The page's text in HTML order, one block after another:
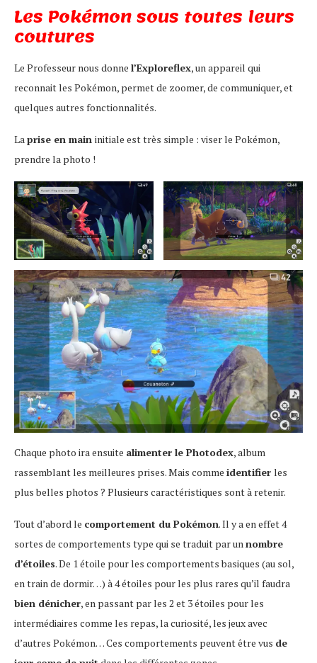
Les Pokémon sous toutes leurs
coutures
Le Professeur nous donne l’Exploreflex, un appareil qui
reconnait les Pokémon, permet de zoomer, de communiquer, et
quelques autres fonctionnalités.
Laprise en main initiale est très simple : viser le Pokémon,
prendre la photo !
Chaque photo ira ensuite alimenter le Photodex, album
rassemblant les meilleures prises. Mais comme identifier les
plus belles photos ? Plusieurs caractéristiques sont à retenir.
Tout d’abord le comportement du Pokémon. Il y a en effet 4
sortes de comportements type qui se traduit par un nombre
d’étoiles. De 1 étoile pour les comportements basiques (au sol,
en train de dormir…) à 4 étoiles pour les plus rares qu’il faudra
bien dénicher, en passant par les 2 et 3 étoiles pour les
intermédiaires comme les repas, la curiosité, les jeux avec
d’autres Pokémon… Ces comportements peuvent être vus de